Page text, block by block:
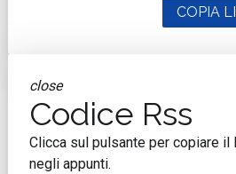
COPIA
close
Codice Rss
Clicca sul pulsante per copiare il
negli appunti.